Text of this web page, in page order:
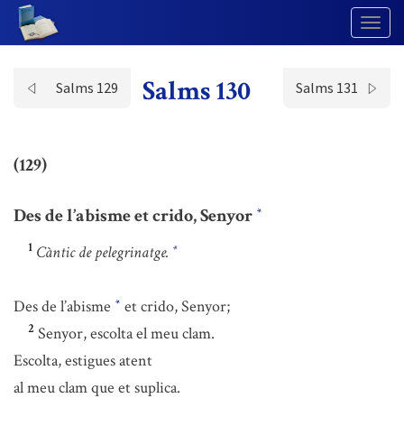
Salms 129 Salms 130 Salms 131
(129)
Des de l’abisme et crido, Senyor *
1 Càntic de pelegrinatge. *
Des de l’abisme * et crido, Senyor;
2 Senyor, escolta el meu clam.
Escolta, estigues atent
al meu clam que et suplica.